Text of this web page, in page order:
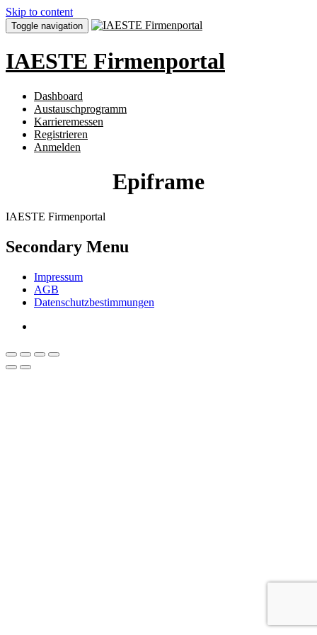
Skip to content
Toggle navigation
IAESTE Firmenportal
Dashboard
Austauschprogramm
Karrieremessen
Registrieren
Anmelden
Epiframe
IAESTE Firmenportal
Secondary Menu
Impressum
AGB
Datenschutzbestimmungen